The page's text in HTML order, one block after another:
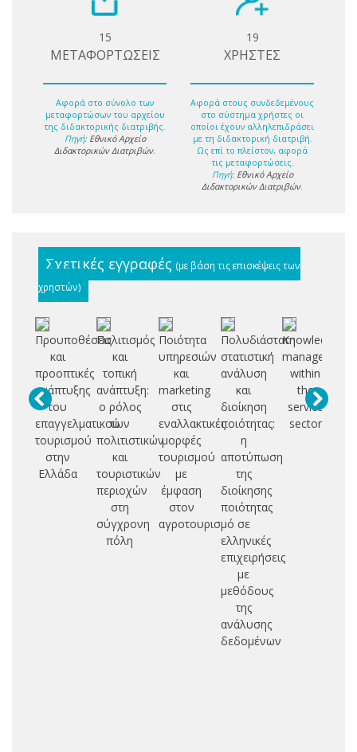
15
ΜΕΤΑΦΟΡΤΩΣΕΙΣ
Αφορά στο σύνολο των
μεταφορτώσων του αρχείου
της διδακτορικής διατριβής.
Πηγή: Εθνικό Αρχείο
Διδακτορικών Διατριβών.
19
ΧΡΗΣΤΕΣ
Αφορά στους συνδεδεμένους
στο σύστημα χρήστες οι
οποίοι έχουν αλληλεπιδράσει
με τη διδακτορική διατριβή.
Ως επί το πλείστον, αφορά
τις μεταφορτώσεις.
Πηγή: Εθνικό Αρχείο
Διδακτορικών Διατριβών.
Σχετικές εγγραφές (με βάση τις επισκέψεις των
χρηστών)
Προυποθέσεις
και
προοπτικές
ανάπτυξης
του
επαγγελματικού
τουρισμού
στην
Ελλάδα
Πολιτισμός
και
τοπική
ανάπτυξη:
ο ρόλος
των
πολιτιστικών
και
τουριστικών
περιοχών
στη
σύγχρονη
πόλη
Ποιότητα
υπηρεσιών
και
marketing
στις
εναλλακτικές
μορφές
τουρισμού
με
έμφαση
στον
αγροτουρισμό
Πολυδιάστατη
στατιστική
ανάλυση
και
διοίκηση
ποιότητας:
η
αποτύπωση
της
διοίκησης
ποιότητας
σε
ελληνικές
επιχειρήσεις
με
μεθόδους
της
ανάλυσης
δεδομένων
Knowledge
management
within
the
service
sector